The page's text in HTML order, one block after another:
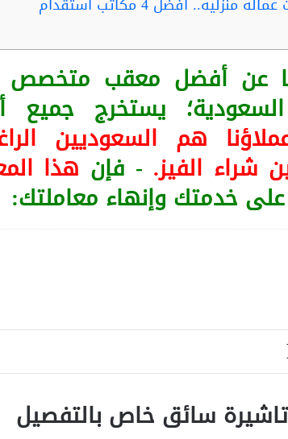
عن أفضل معقب
يستخرج جميع
هم السعوديين
شراء الفيز. - فإن هذا
على خدمتك وإنهاء معاملتك:
سائق خاص بالتفصيل